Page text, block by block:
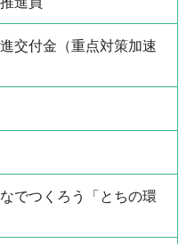
交付金（重点対策加速
でつくろう「とちの環